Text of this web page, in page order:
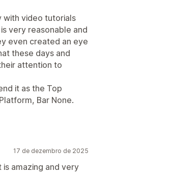
with video tutorials
very reasonable and
even created an eye
these days and
attention to
it as the Top
Bar None.
17 de dezembro de 2025
amazing and very